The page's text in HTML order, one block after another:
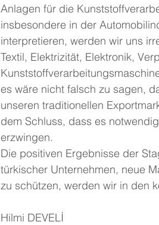
Anlagen für die
insbesondere in der
interpretieren, werden wir uns
Textil, Elektrizität, Elektronik,
es wäre nicht falsch zu sagen,
unseren traditionellen
dem Schluss, dass es
erzwingen.
Die positiven Ergebnisse der
türkischer Unternehmen, neue
zu schützen, werden wir in den
Hilmi DEVELİ